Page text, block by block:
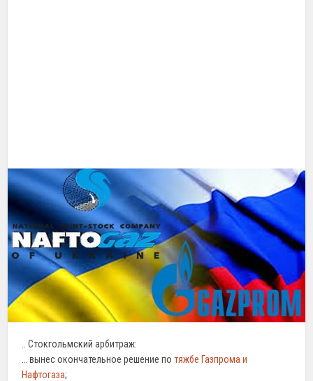
.. Стокгольмский арбитраж:
… вынес окончательное решение потяжбе Газпрома и
Нафтогаза;